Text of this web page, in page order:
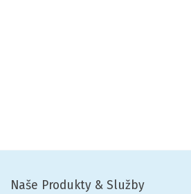
Naše Produkty & Služby